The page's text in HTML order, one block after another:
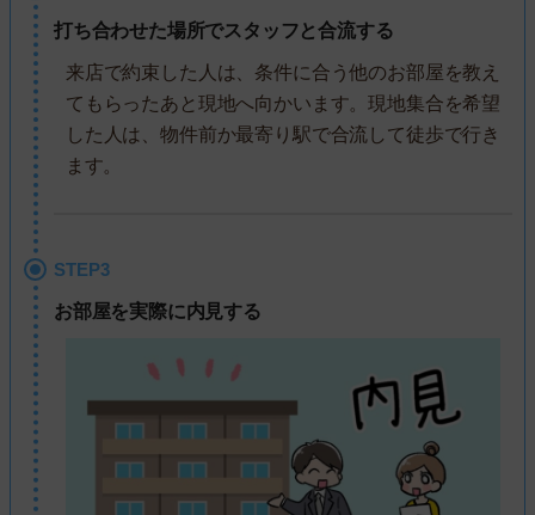
打ち合わせた場所でスタッフと合流する
来店で約束した人は、条件に合う他のお部屋を教え
てもらったあと現地へ向かいます。現地集合を希望
した人は、物件前か最寄り駅で合流して徒歩で行き
ます。
STEP3
お部屋を実際に内見する